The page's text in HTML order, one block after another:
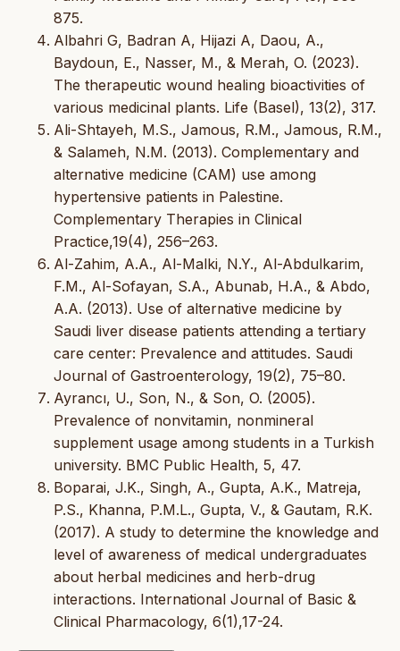
875.
Albahri G, Badran A, Hijazi A, Daou, A.,
Baydoun, E., Nasser, M., & Merah, O. (2023).
The therapeutic wound healing bioactivities of
various medicinal plants. Life (Basel), 13(2), 317.
Ali-Shtayeh, M.S., Jamous, R.M., Jamous, R.M.,
& Salameh, N.M. (2013). Complementary and
alternative medicine (CAM) use among
hypertensive patients in Palestine.
Complementary Therapies in Clinical
Practice,19(4), 256–263.
Al-Zahim, A.A., Al-Malki, N.Y., Al-Abdulkarim,
F.M., Al-Sofayan, S.A., Abunab, H.A., & Abdo,
A.A. (2013). Use of alternative medicine by
Saudi liver disease patients attending a tertiary
care center: Prevalence and attitudes. Saudi
Journal of Gastroenterology, 19(2), 75–80.
Ayrancı, U., Son, N., & Son, O. (2005).
Prevalence of nonvitamin, nonmineral
supplement usage among students in a Turkish
university. BMC Public Health, 5, 47.
Boparai, J.K., Singh, A., Gupta, A.K., Matreja,
P.S., Khanna, P.M.L., Gupta, V., & Gautam, R.K.
(2017). A study to determine the knowledge and
level of awareness of medical undergraduates
about herbal medicines and herb-drug
interactions. International Journal of Basic &
Clinical Pharmacology, 6(1),17-24.